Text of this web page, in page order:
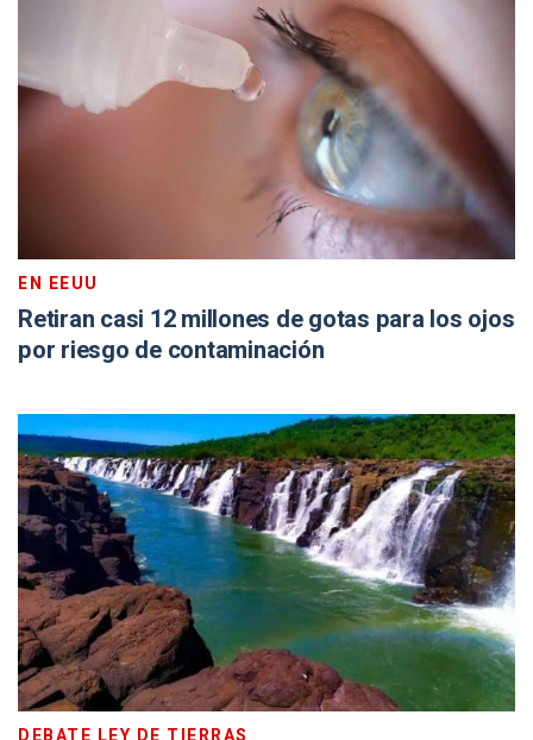
EN EEUU
Retiran casi 12 millones de gotas para los ojos
por riesgo de contaminación